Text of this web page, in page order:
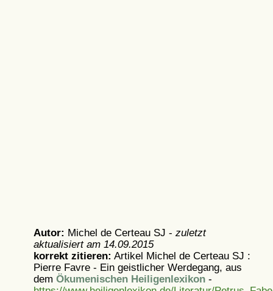
Autor: Michel de Certeau SJ - zuletzt
aktualisiert am 14.09.2015
korrekt zitieren: Artikel Michel de Certeau SJ :
Pierre Favre - Ein geistlicher Werdegang, aus
dem Ökumenischen Heiligenlexikon-